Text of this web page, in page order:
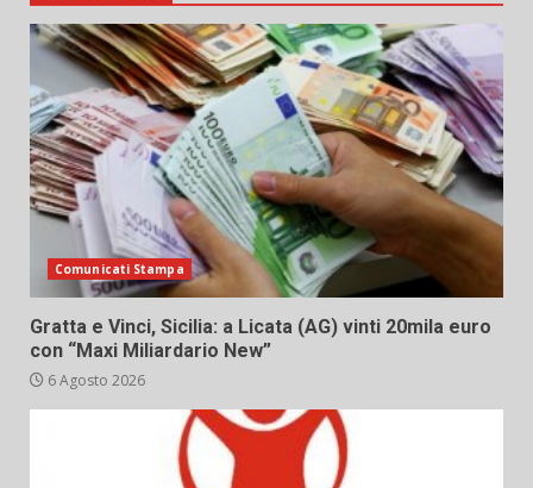
Comunicati Stampa
Gratta e Vinci, Sicilia: a Licata (AG) vinti 20mila euro
con “Maxi Miliardario New”
6 Agosto 2026